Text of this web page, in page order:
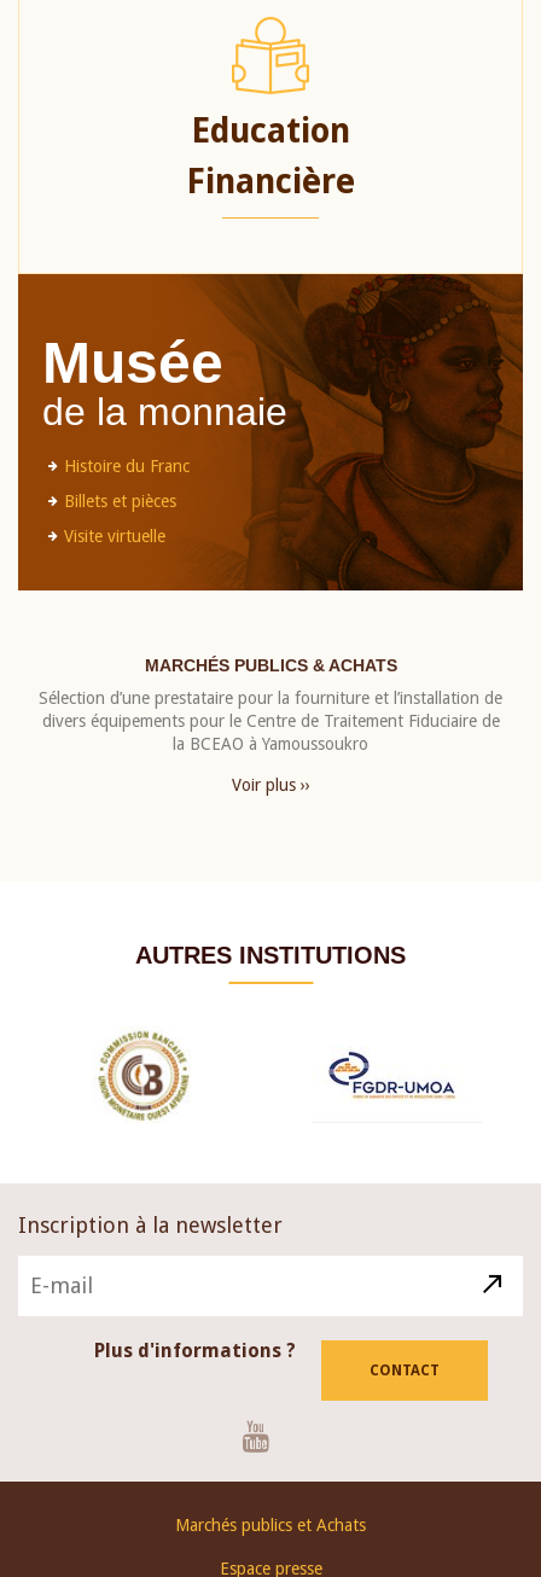
Education
Financière
Musée
de la monnaie
Histoire du Franc
Billets et pièces
Visite virtuelle
MARCHÉS PUBLICS & ACHATS
Sélection d’une prestataire pour la fourniture et l’installation de
divers équipements pour le Centre de Traitement Fiduciaire de
la BCEAO à Yamoussoukro
Voir plus ››
AUTRES INSTITUTIONS
Inscription à la newsletter
Plus d'informations ?
CONTACT
Marchés publics et Achats
Espace presse